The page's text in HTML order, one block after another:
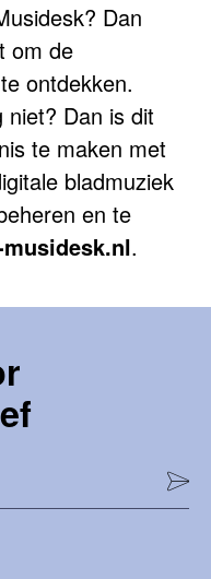
Dan
om de
ontdekken.
niet? Dan is dit
te maken met
bladmuziek
en te
.